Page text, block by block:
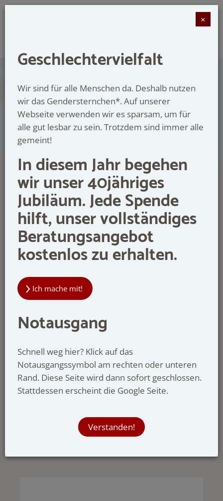
MÜNSTER,BORKEN, COESFELD,
NÖRDLICHES RUHRGEBIET
Wir geben Raum für
Orientierung,
Mut, Gefühle,
Wachstum.
Tel: 0251-4140555
Angebote für Erwachsene, Jugendliche &
Kinder
×
Geschlechtervielfalt
Wir sind für alle Menschen da. Deshalb nutzen
wir das Gendersternchen*. Auf unserer
Webseite verwenden wir es sparsam, um für
alle gut lesbar zu sein. Trotzdem sind immer alle
gemeint!
In diesem Jahr begehen
wir unser 40jähriges
Jubiläum. Jede Spende
hilft, unser vollständiges
Beratungsangebot
kostenlos zu erhalten.
Ich mache mit!
Notausgang
Schnell weg hier? Klick auf das
Notausgangssymbol am rechten oder unteren
Rand. Diese Seite wird dann sofort geschlossen.
Stattdessen erscheint die Google Seite.
Verstanden!